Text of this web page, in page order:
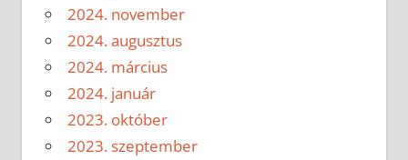
2024. november
2024. augusztus
2024. március
2024. január
2023. október
2023. szeptember